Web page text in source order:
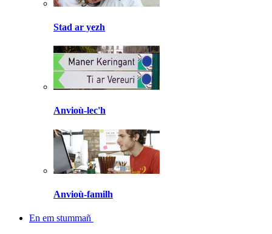
Stad ar yezh
Anvioù-lec'h
Anvioù-familh
En em stummañ